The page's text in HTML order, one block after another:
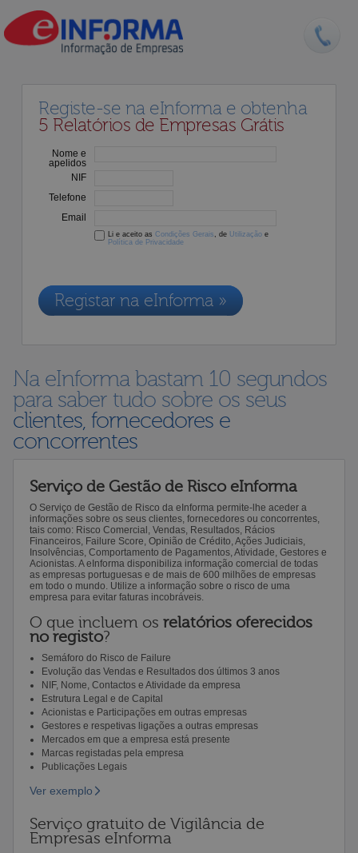
Registe-se na eInforma e obtenha
5 Relatórios de Empresas Grátis
Nome e
apelidos
NIF
Telefone
Email
Li e aceito as Condições Gerais , de Utilização e
Política de Privacidade
Registar na eInforma »
Na eInforma bastam 10 segundos
para saber tudo sobre os seus
clientes, fornecedores e
concorrentes
Serviço de Gestão de Risco eInforma
O Serviço de Gestão de Risco da eInforma permite-lhe aceder a
informações sobre os seus clientes, fornecedores ou concorrentes,
tais como: Risco Comercial, Vendas, Resultados, Rácios
Financeiros, Failure Score, Opinião de Crédito, Ações Judiciais,
Insolvências, Comportamento de Pagamentos, Atividade, Gestores e
Acionistas. A eInforma disponibiliza informação comercial de todas
as empresas portuguesas e de mais de 600 milhões de empresas
em todo o mundo. Utilize a informação sobre o risco de uma
empresa para evitar faturas incobráveis.
O que incluem os relatórios oferecidos
no registo?
Semáforo do Risco de Failure
Evolução das Vendas e Resultados dos últimos 3 anos
NIF, Nome, Contactos e Atividade da empresa
Estrutura Legal e de Capital
Acionistas e Participações em outras empresas
Gestores e respetivas ligações a outras empresas
Mercados em que a empresa está presente
Marcas registadas pela empresa
Publicações Legais
Ver exemplo
Serviço gratuito de Vigilância de
Empresas eInforma